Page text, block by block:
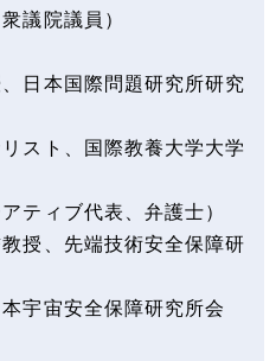
議院議員）
日本国際問題研究所研究
スト、国際教養大学大学
ティブ代表、弁護士）
授、先端技術安全保障研
宇宙安全保障研究所会